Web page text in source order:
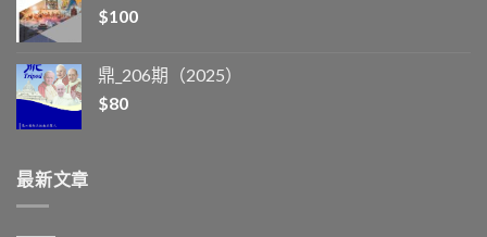
$100
鼎_206期（2025）
$80
最新文章